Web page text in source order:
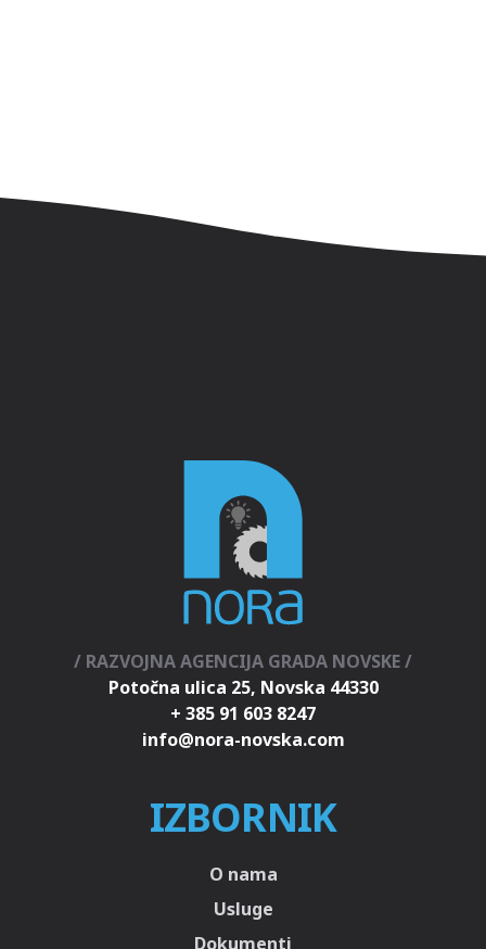
/ RAZVOJNA AGENCIJA GRADA NOVSKE /
Potočna ulica 25, Novska 44330
+ 385 91 603 8247
IZBORNIK
O nama
Usluge
Dokumenti